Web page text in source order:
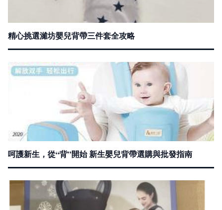
精心挑選濰坊嬰兒背帶三件套全攻略
呵護新生，從“背”開始 新生嬰兒背帶選購與批發指南